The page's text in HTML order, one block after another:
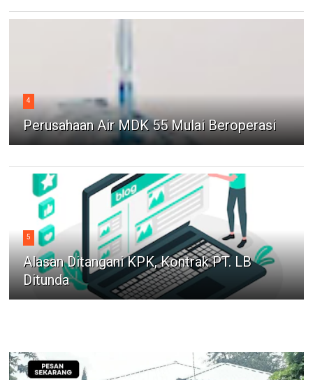
4
Perusahaan Air MDK 55 Mulai Beroperasi
5
Alasan Ditangani KPK, Kontrak PT. LB
Ditunda